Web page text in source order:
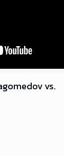
vs.